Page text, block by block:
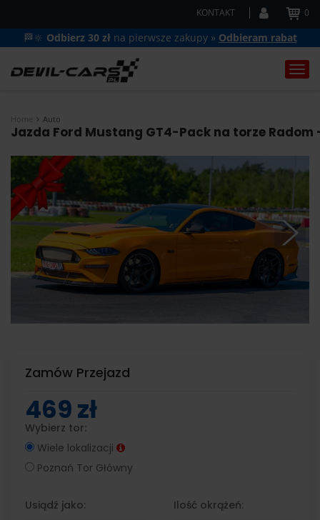
KONTAKT 0
🏁🔆 Odbierz 30 zł na pierwsze zakupy » Odbieram rabat
Home Auto
Jazda Ford Mustang GT4-Pack na torze
Zamów Przejazd
469 zł
Wybierz tor:
Wiele lokalizacji
Poznań Tor Główny
Usiądź jako: Ilość okrążeń: